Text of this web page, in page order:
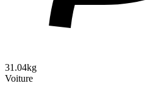
31.04kg
Voiture